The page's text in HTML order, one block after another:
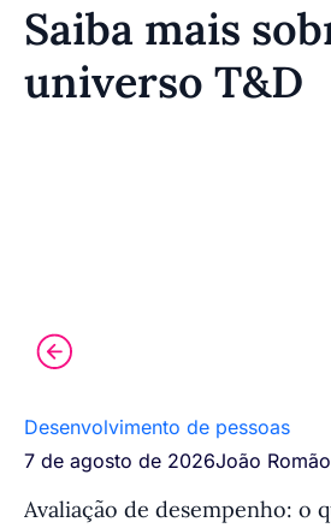
Saiba mais
universo T&D
Desenvolvimento de pessoas
7 de agosto de 2026João Romão
Avaliação de desempenho: o